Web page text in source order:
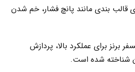
قالب بندی مانند پانچ فشار، خم شدن
برنز برای عملکرد بالا، پردازش
شناخته شده است.